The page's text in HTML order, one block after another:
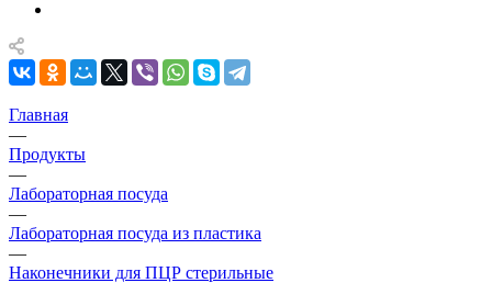
Главная
—
Продукты
—
Лабораторная посуда
—
Лабораторная посуда из пластика
—
Наконечники для ПЦР стерильные